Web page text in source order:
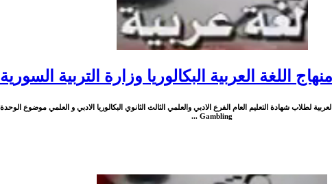
اللغة العربية البكالوريا وزارة التربية السورية
Gambling ...